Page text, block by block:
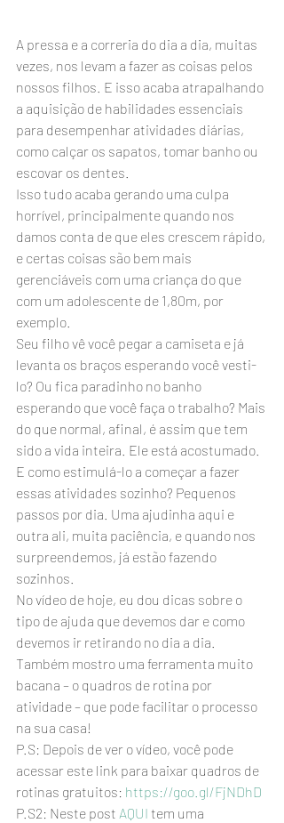
A pressa e a correria do dia a dia, muitas
vezes, nos levam a fazer as coisas pelos
nossos filhos. E isso acaba atrapalhando
a aquisição de habilidades essenciais
para desempenhar atividades diárias,
como calçar os sapatos, tomar banho ou
escovar os dentes.
Isso tudo acaba gerando uma culpa
horrível, principalmente quando nos
damos conta de que eles crescem rápido,
e certas coisas são bem mais
gerenciáveis com uma criança do que
com um adolescente de 1,80m, por
exemplo.
Seu filho vê você pegar a camiseta e já
levanta os braços esperando você vesti-
lo? Ou fica paradinho no banho
esperando que você faça o trabalho? Mais
do que normal, afinal, é assim que tem
sido a vida inteira. Ele está acostumado.
E como estimulá-lo a começar a fazer
essas atividades sozinho? Pequenos
passos por dia. Uma ajudinha aqui e
outra ali, muita paciência, e quando nos
surpreendemos, já estão fazendo
sozinhos.
No vídeo de hoje, eu dou dicas sobre o
tipo de ajuda que devemos dar e como
devemos ir retirando no dia a dia.
Também mostro uma ferramenta muito
bacana – o quadros de rotina por
atividade – que pode facilitar o processo
na sua casa!
P.S: Depois de ver o vídeo, você pode
acessar este link para baixar quadros de
rotinas gratuitos: https://goo.gl/FjNDhD
P.S2: Neste post AQUI tem uma